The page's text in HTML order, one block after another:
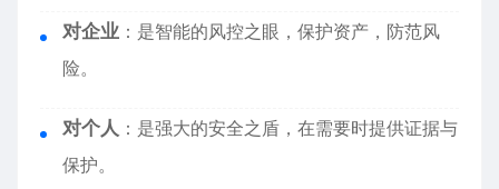
对企业 ：是智能的风控之眼，保护资产，防范风
险。
对个人 ：是强大的安全之盾，在需要时提供证据与
保护。